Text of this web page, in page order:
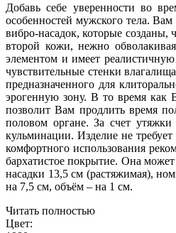
Добавь себе уверенности во
особенностей мужского тела.
вибро-насадок, которые созданы,
второй кожи, нежно
элементом и имеет
чувствительные стенки
предназначенного для
эрогенную зону. В то время как
позволит Вам продлить время
половом органе. За счет
кульминации. Изделие не
комфортного использования
бархатистое покрытие. Она
насадки 13,5 см (растяжимая),
на 7,5 см, объём – на 1 см.
Читать полностью
Цвет: